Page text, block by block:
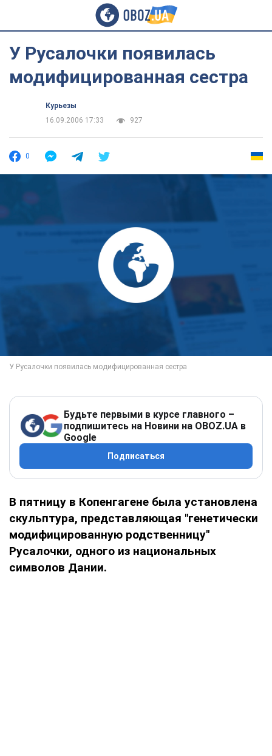
У Русалочки появилась
модифицированная сестра
Курьезы
16.09.2006 17:33
927
0
Будьте первыми в курсе главного –
подпишитесь на Новини на OBOZ.UA в
Google
Подписаться
В пятницу в Копенгагене была установлена
скульптура, представляющая "генетически
модифицированную родственницу"
Русалочки, одного из национальных
символов Дании.